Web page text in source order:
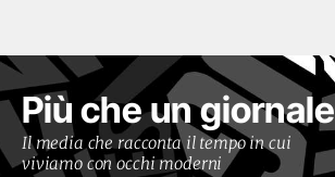
Più che un giornale
Il media che racconta il tempo in cui
viviamo con occhi moderni